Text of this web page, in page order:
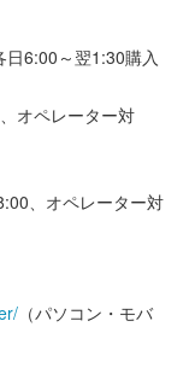
6:00～翌1:30購入
オペレーター対
、オペレーター対
（パソコン・モバ